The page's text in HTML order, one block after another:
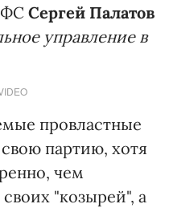
Сергей Палатов
управление в
провластные
партию, хотя
чем
"козырей", а